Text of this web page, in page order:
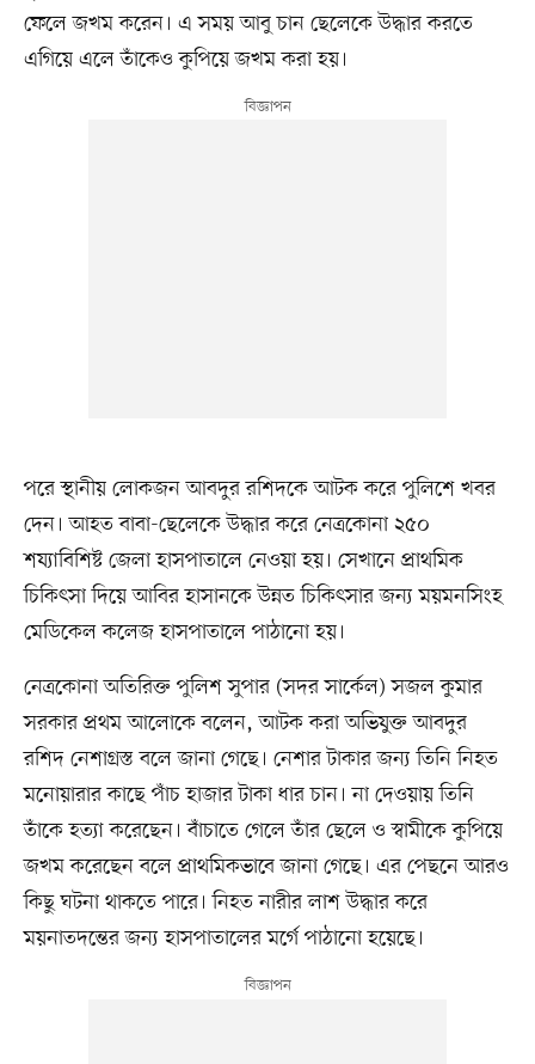
ফেলে জখম করেন। এ সময় আবু চান ছেলেকে উদ্ধার করতে
এগিয়ে এলে তাঁকেও কুপিয়ে জখম করা হয়।
পরে স্থানীয় লোকজন আবদুর রশিদকে আটক করে পুলিশে খবর
দেন। আহত বাবা-ছেলেকে উদ্ধার করে নেত্রকোনা ২৫০
শয্যাবিশিষ্ট জেলা হাসপাতালে নেওয়া হয়। সেখানে প্রাথমিক
চিকিৎসা দিয়ে আবির হাসানকে উন্নত চিকিৎসার জন্য ময়মনসিংহ
মেডিকেল কলেজ হাসপাতালে পাঠানো হয়।
নেত্রকোনা অতিরিক্ত পুলিশ সুপার (সদর সার্কেল) সজল কুমার
সরকার প্রথম আলোকে বলেন, আটক করা অভিযুক্ত আবদুর
রশিদ নেশাগ্রস্ত বলে জানা গেছে। নেশার টাকার জন্য তিনি নিহত
মনোয়ারার কাছে পাঁচ হাজার টাকা ধার চান। না দেওয়ায় তিনি
তাঁকে হত্যা করেছেন। বাঁচাতে গেলে তাঁর ছেলে ও স্বামীকে কুপিয়ে
জখম করেছেন বলে প্রাথমিকভাবে জানা গেছে। এর পেছনে আরও
কিছু ঘটনা থাকতে পারে। নিহত নারীর লাশ উদ্ধার করে
ময়নাতদন্তের জন্য হাসপাতালের মর্গে পাঠানো হয়েছে।